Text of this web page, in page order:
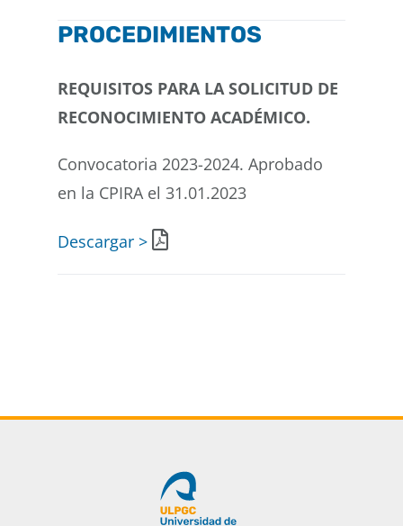
PROCEDIMIENTOS
REQUISITOS PARA LA SOLICITUD DE
RECONOCIMIENTO ACADÉMICO.
Convocatoria 2023-2024. Aprobado
en la CPIRA el 31.01.2023
Descargar >